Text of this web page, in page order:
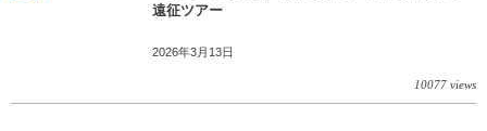
遠征ツアー
2026年3月13日
10077 views